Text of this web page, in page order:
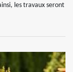
les travaux seront